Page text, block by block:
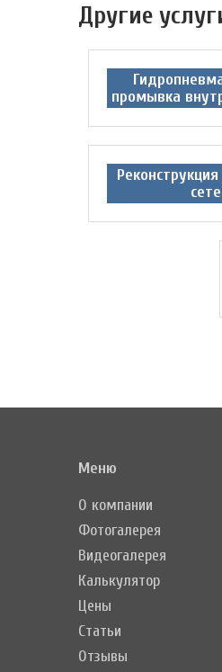
Другие
промывка
Меню
О компании
Фотогалерея
Видеогалерея
Калькулятор
Цены
Статьи
Отзывы